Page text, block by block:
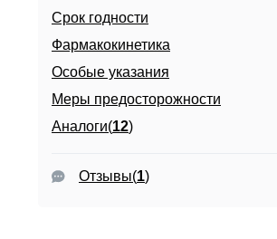
Срок годности
Фармакокинетика
Особые указания
Меры предосторожности
Аналоги(12)
Отзывы(1)